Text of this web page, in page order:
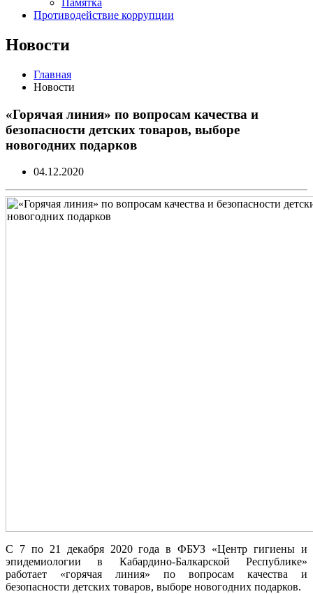
Памятка
Противодействие коррупции
Новости
Главная
Новости
«Горячая линия» по вопросам качества и
безопасности детских товаров, выборе
новогодних подарков
04.12.2020
С 7 по 21 декабря 2020 года в ФБУЗ «Центр гигиены и
эпидемиологии в Кабардино-Балкарской Республике»
работает «горячая линия» по вопросам качества и
безопасности детских товаров, выборе новогодних подарков.